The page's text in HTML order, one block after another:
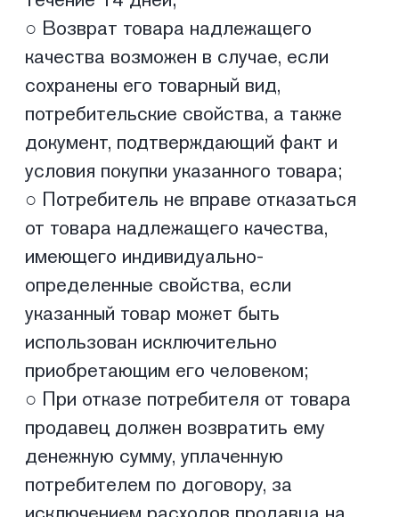
имеющего индивидуально-
определенные свойства, если
указанный товар может быть
приобретающим его человеком;
○ При отказе потребителя от товара
денежную сумму, уплаченную
потребителем по договору, за
исключением расходов продавца на
доставку от потребителя
возвращенного товара, не позднее чем
через десять дней со дня
предъявления потребителем
соответствующего требования;
Для возврата денежных средств на
необходимо заполнить «Заявление о
возврате денежных средств», которое
на электронный адрес и оправить его
вместе с приложением копии паспорта
по адресу shetel.ox@gmail.com
Возврат денежных средств будет